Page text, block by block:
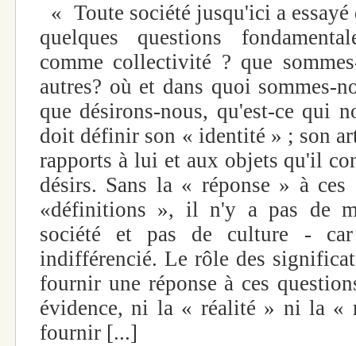
« Toute société jusqu'ici a essayé
quelques questions
comme collectivité ? que
autres? où et dans quoi sommes-
que désirons-nous, qu'est-ce qui
doit définir son « identité » ; son
rapports à lui et aux objets qu'il
désirs. Sans la « réponse » à
«définitions », il n'y a pas de
société et pas de culture -
indifférencié. Le rôle des
fournir une réponse à ces
évidence, ni la « réalité » ni la «
fournir [...]